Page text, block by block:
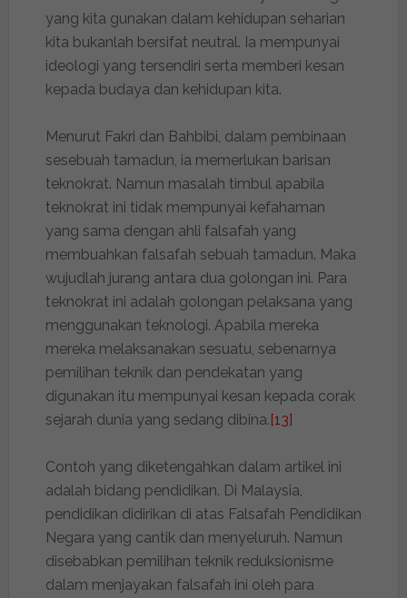
yang kita gunakan dalam kehidupan seharian
kita bukanlah bersifat neutral. Ia mempunyai
ideologi yang tersendiri serta memberi kesan
kepada budaya dan kehidupan kita.
Menurut Fakri dan Bahbibi, dalam pembinaan
sesebuah tamadun, ia memerlukan barisan
teknokrat. Namun masalah timbul apabila
teknokrat ini tidak mempunyai kefahaman
yang sama dengan ahli falsafah yang
membuahkan falsafah sebuah tamadun. Maka
wujudlah jurang antara dua golongan ini. Para
teknokrat ini adalah golongan pelaksana yang
menggunakan teknologi. Apabila mereka
mereka melaksanakan sesuatu, sebenarnya
pemilihan teknik dan pendekatan yang
digunakan itu mempunyai kesan kepada corak
sejarah dunia yang sedang dibina.[13]
Contoh yang diketengahkan dalam artikel ini
adalah bidang pendidikan. Di Malaysia,
pendidikan didirikan di atas Falsafah Pendidikan
Negara yang cantik dan menyeluruh. Namun
disebabkan pemilihan teknik reduksionisme
dalam menjayakan falsafah ini oleh para